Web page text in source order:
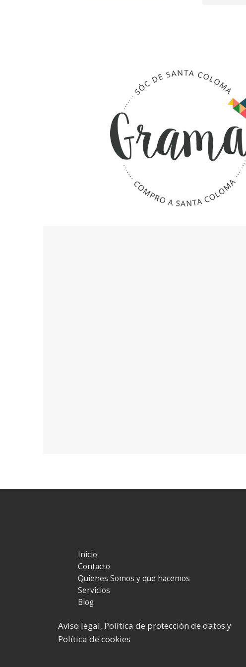
Inicio
Contacto
Quienes Somos y que hacemos
Servicios
Blog
Aviso legal, Política de protección de datos y
Política de cookies